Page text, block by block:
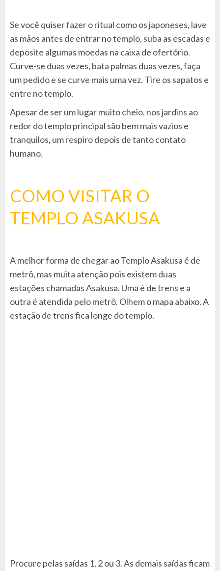
Se você quiser fazer o ritual como os japoneses, lave
as mãos antes de entrar no templo, suba as escadas e
deposite algumas moedas na caixa de ofertório.
Curve-se duas vezes, bata palmas duas vezes, faça
um pedido e se curve mais uma vez. Tire os sapatos e
entre no templo.
Apesar de ser um lugar muito cheio, nos jardins ao
redor do templo principal são bem mais vazios e
tranquilos, um respiro depois de tanto contato
humano.
COMO VISITAR O
TEMPLO ASAKUSA
A melhor forma de chegar ao Templo Asakusa é de
metrô, mas muita atenção pois existem duas
estações chamadas Asakusa. Uma é de trens e a
outra é atendida pelo metrô. Olhem o mapa abaixo. A
estação de trens fica longe do templo.
Procure pelas saídas 1, 2 ou 3. As demais saídas ficam